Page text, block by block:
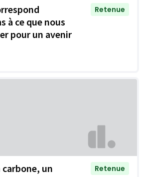
à ce que nous
pour un avenir
Retenue
un
Retenue